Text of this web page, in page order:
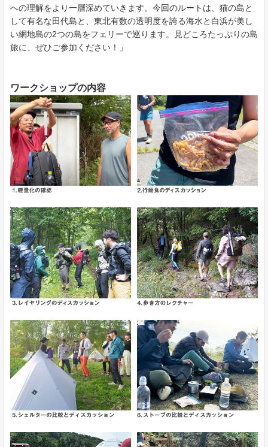
への理解をより一層深めていきます。今回のルートは、猫の島と
して有名な田代島と、東北有数の透明度を誇る海水と白浜が美し
い網地島の2つの島をフェリーで巡ります。見どころたっぷりの島
旅に、ぜひご参加ください！」
ワークショップの内容